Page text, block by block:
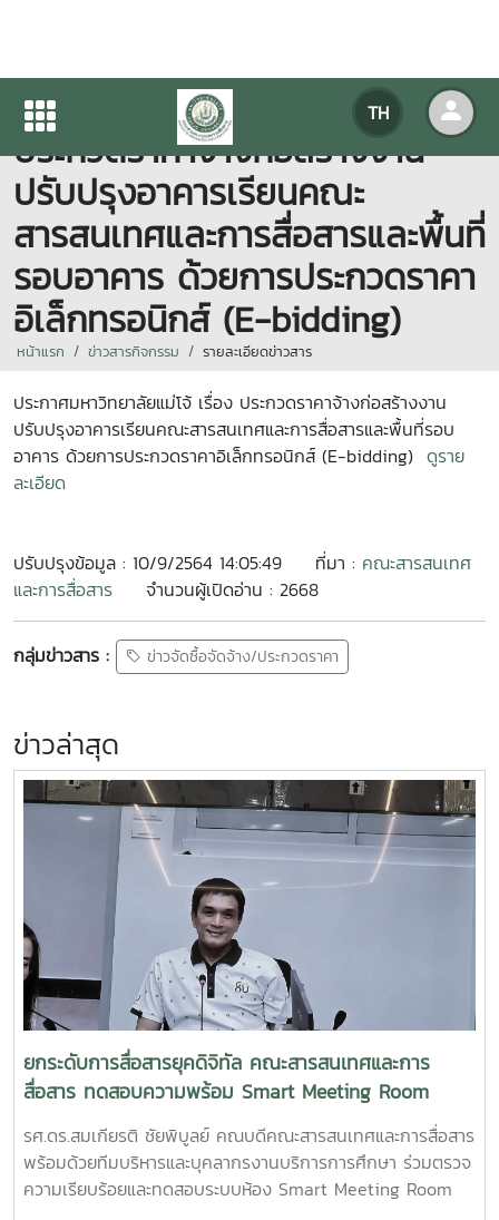
TH
ประกาศมหาวิทยาลัยแม่โจ้ เรื่อง
ประกวดราคาจ้างก่อสร้างงาน
ปรับปรุงอาคารเรียนคณะ
สารสนเทศและการสื่อสารและพื้นที่
รอบอาคาร ด้วยการประกวดราคา
อิเล็กทรอนิกส์ (E-bidding)
หน้าแรก ข่าวสารกิจกรรม รายละเอียดข่าวสาร
ประกาศมหาวิทยาลัยแม่โจ้ เรื่อง ประกวดราคาจ้างก่อสร้างงาน
ปรับปรุงอาคารเรียนคณะสารสนเทศและการสื่อสารและพื้นที่รอบ
อาคาร ด้วยการประกวดราคาอิเล็กทรอนิกส์ (E-bidding) ดูราย
ละเอียด
ปรับปรุงข้อมูล : 10/9/2564 14:05:49 ที่มา : คณะสารสนเทศ
และการสื่อสาร
จำนวนผู้เปิดอ่าน : 2668
กลุ่มข่าวสาร : ข่าวจัดซื้อจัดจ้าง/ประกวดราคา
ข่าวล่าสุด
ยกระดับการสื่อสารยุคดิจิทัล คณะสารสนเทศและการ
สื่อสาร ทดสอบความพร้อม Smart Meeting Room
รศ.ดร.สมเกียรติ ชัยพิบูลย์ คณบดีคณะสารสนเทศและการสื่อสาร
พร้อมด้วยทีมบริหารและบุคลากรงานบริการการศึกษา ร่วมตรวจ
ความเรียบร้อยและทดสอบระบบห้อง Smart Meeting Room